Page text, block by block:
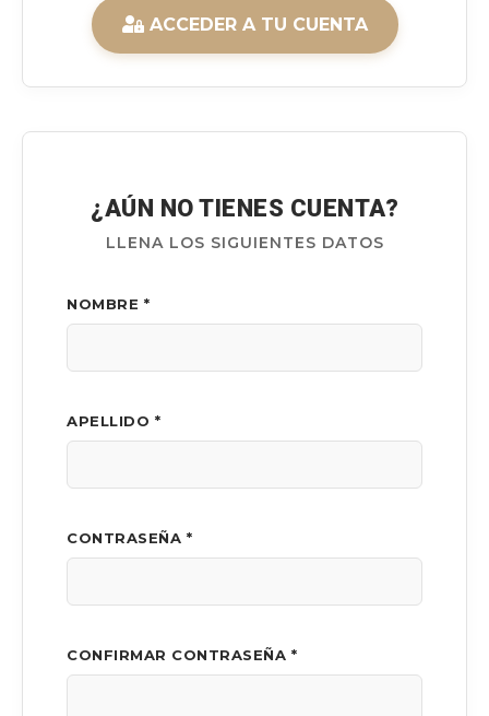
ACCEDER A TU CUENTA
¿AÚN NO TIENES CUENTA?
LLENA LOS SIGUIENTES DATOS
NOMBRE *
APELLIDO *
CONTRASEÑA *
CONFIRMAR CONTRASEÑA *